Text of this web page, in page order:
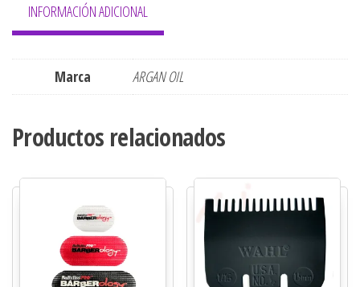
INFORMACIÓN ADICIONAL
Marca ARGAN OIL
Productos relacionados